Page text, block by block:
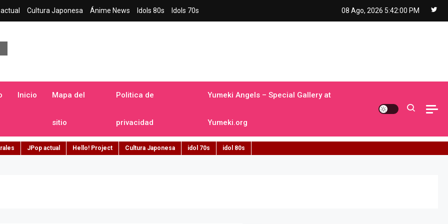
Cultura Japonesa Ánime News Idols 80s Idols 70s 08 Ago, 2026 5:42:01 PM
Inicio Mapa del
sitio
Politica de
privacidad
Yumeki Angels – Special Gallery at
Yumeki.org
JPop actual Hello! Project Cultura Japonesa idol 70s idol 80s